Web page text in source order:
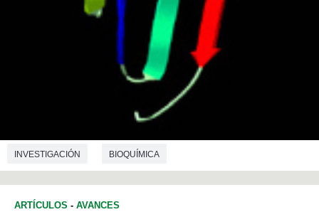
INVESTIGACIÓN BIOQUÍMICA
ARTÍCULOS - AVANCES